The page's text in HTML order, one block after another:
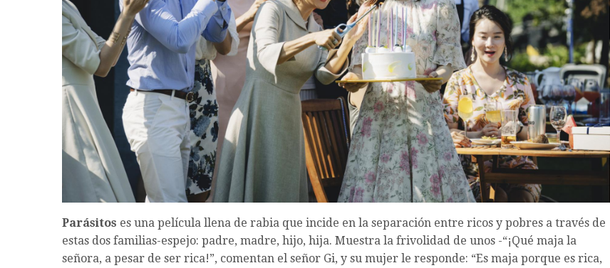
Parásitos es una película llena de rabia que incide en la separación entre ricos y pobres a través de
estas dos familias-espejo: padre, madre, hijo, hija. Muestra la frivolidad de unos -“¡Qué maja la
señora, a pesar de ser rica!”, comentan el señor Gi, y su mujer le responde: “Es maja porque es rica,